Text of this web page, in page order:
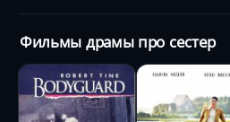
Фильмы драмы про сестер